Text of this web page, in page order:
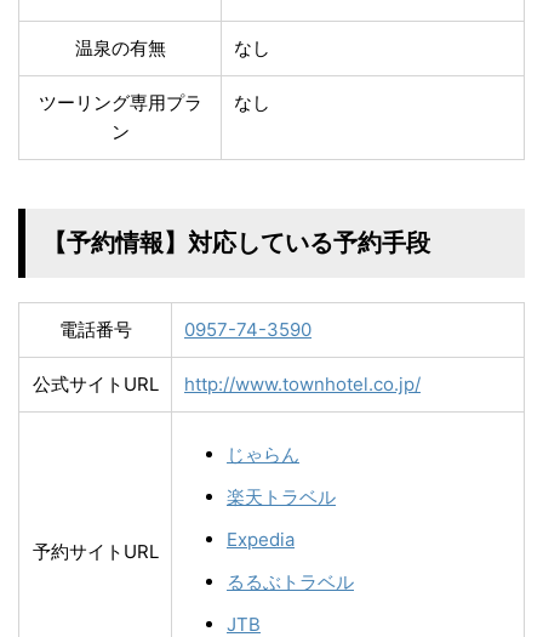
温泉の有無 なし
ツーリング専用プラ
ン
なし
【予約情報】対応している予約手段
電話番号 0957-74-3590
公式サイトURL http://www.townhotel.co.jp/
予約サイトURL
じゃらん
楽天トラベル
Expedia
るるぶトラベル
JTB